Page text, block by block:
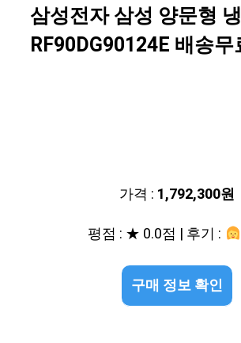
삼성전자 삼성 양문형
RF90DG90124E 배송무
가격 : 1,792,300원
평점 : ★ 0.0점 | 후기 :
구매 정보 확인